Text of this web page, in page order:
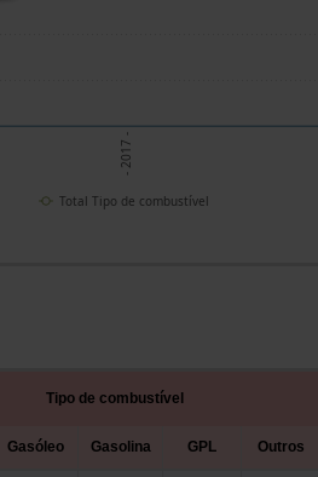
- 2017 -
Total Tipo de combustível
Tipo de combustível
Gasóleo Gasolina GPL Outros